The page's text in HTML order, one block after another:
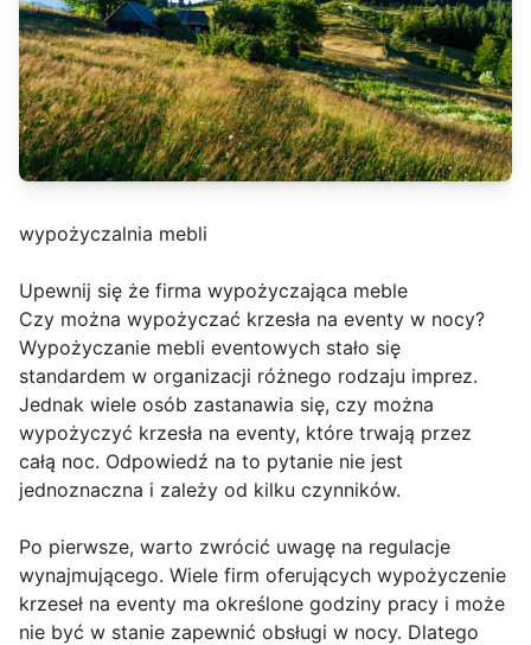
wypożyczalnia mebli
Upewnij się że firma wypożyczająca meble
Czy można wypożyczać krzesła na eventy w nocy?
Wypożyczanie mebli eventowych stało się
standardem w organizacji różnego rodzaju imprez.
Jednak wiele osób zastanawia się, czy można
wypożyczyć krzesła na eventy, które trwają przez
całą noc. Odpowiedź na to pytanie nie jest
jednoznaczna i zależy od kilku czynników.
Po pierwsze, warto zwrócić uwagę na regulacje
wynajmującego. Wiele firm oferujących wypożyczenie
krzeseł na eventy ma określone godziny pracy i może
nie być w stanie zapewnić obsługi w nocy. Dlatego